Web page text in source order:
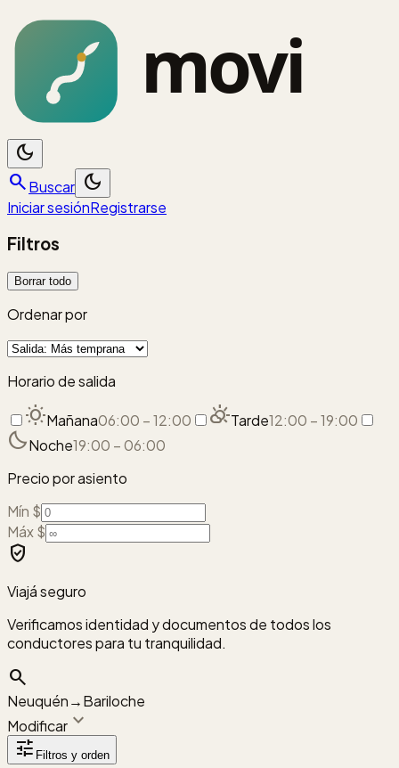
dark_mode
searchBuscar dark_mode
Iniciar sesiónRegistrarse
Filtros
Borrar todo
Ordenar por
Horario de salida
wb_sunnyMañana06:00 – 12:00 partly_cloudy_dayTarde12:00 – 19:00
bedtimeNoche19:00 – 06:00
Precio por asiento
Mín $
Máx $
verified_user
Viajá seguro
Verificamos identidad y documentos de todos los
conductores para tu tranquilidad.
search
Neuquén→Bariloche
Modificar expand_more
tune Filtros y orden